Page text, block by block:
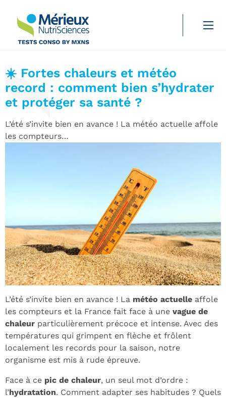
Santé
Durée de lecture :
☀️ Fortes chaleurs et météo
record : comment bien s’hydrater
et protéger sa santé ?
L’été s’invite bien en avance ! La météo actuelle affole
les compteurs…
L’été s’invite bien en avance ! La météo actuelle affole
les compteurs et la France fait face à une vague de
chaleur particulièrement précoce et intense. Avec des
températures qui grimpent en flèche et frôlent
localement les records pour la saison, notre
organisme est mis à rude épreuve.
Face à ce pic de chaleur, un seul mot d’ordre :
l’hydratation. Comment adapter ses habitudes ? Quels